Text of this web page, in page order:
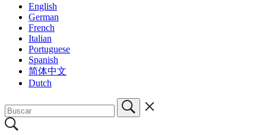
English
German
French
Italian
Portuguese
Spanish
简体中文
Dutch